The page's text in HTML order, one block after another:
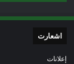
اشعارت
إعلانات